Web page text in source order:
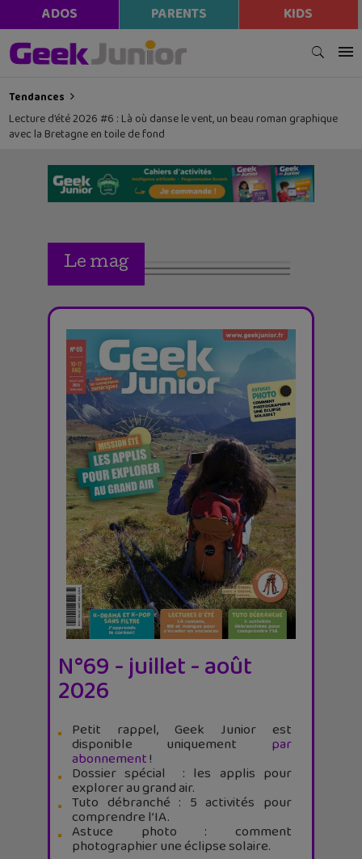
ADOS PARENTS KIDS
Tendances
Lecture d’été 2026 #6 : Là où danse le vent, un beau roman graphique
avec la Bretagne en toile de fond
Le mag
N°69 - juillet - août
2026
Petit rappel, Geek Junior est
disponible uniquement par
abonnement!
Dossier spécial : les applis pour
explorer au grand air.
Tuto débranché : 5 activités pour
comprendre l’IA.
Astuce photo : comment
photographier une éclipse solaire.